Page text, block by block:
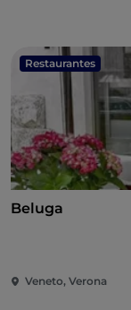
Restaurantes
Beluga
Veneto, Verona